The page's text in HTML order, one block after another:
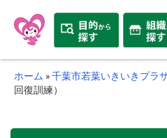
ホーム »千葉市若葉いきいきプラ
回復訓練）